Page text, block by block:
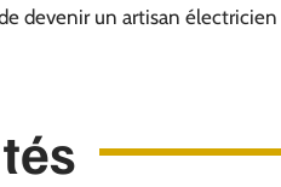
devenir un artisan